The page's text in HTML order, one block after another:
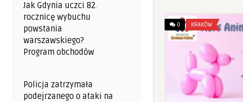
Jak Gdynia uczci 82.
rocznicę wybuchu
powstania
warszawskiego?
Program obchodów
Policja zatrzymała
podejrzanego o ataki na
0 KRAKÓW